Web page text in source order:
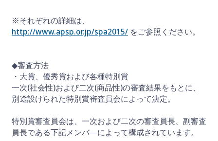
※それぞれの詳細は、
http://www.apsp.or.jp/spa2015/をご参照ください。
◆審査方法
・大賞、優秀賞および各種特別賞
一次(社会性)および二次(商品性)の審査結果をもとに、
別途設けられた特別賞審査員会によって決定。
特別賞審査員会は、一次および二次の審査員長、副審査
員長である下記メンバ―によって構成されています。